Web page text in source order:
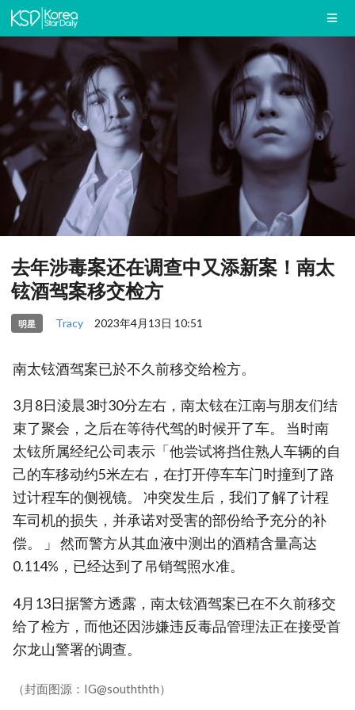
去年涉毒案还在调查中又添新案！南太
铉酒驾案移交检方
明星 Tracy 2023年4月13日 10:51
南太铉酒驾案已於不久前移交给检方。
3月8日淩晨3时30分左右，南太铉在江南与朋友们结
束了聚会，之后在等待代驾的时候开了车。 当时南
太铉所属经纪公司表示「他尝试将挡住熟人车辆的自
己的车移动约5米左右，在打开停车车门时撞到了路
过计程车的侧视镜。 冲突发生后，我们了解了计程
车司机的损失，并承诺对受害的部份给予充分的补
偿。 」 然而警方从其血液中测出的酒精含量高达
0.114%，已经达到了吊销驾照水准。
4月13日据警方透露，南太铉酒驾案已在不久前移交
给了检方，而他还因涉嫌违反毒品管理法正在接受首
尔龙山警署的调查。
（封面图源：IG@souththth）